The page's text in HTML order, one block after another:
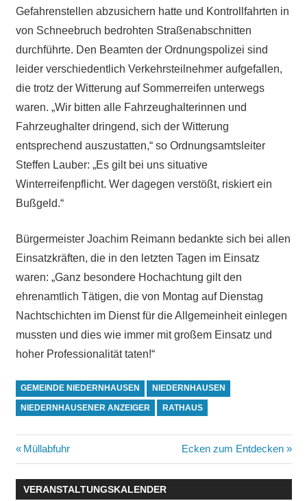
Gefahrenstellen abzusichern hatte und Kontrollfahrten in
von Schneebruch bedrohten Straßenabschnitten
durchführte. Den Beamten der Ordnungspolizei sind
leider verschiedentlich Verkehrsteilnehmer aufgefallen,
die trotz der Witterung auf Sommerreifen unterwegs
waren. „Wir bitten alle Fahrzeughalterinnen und
Fahrzeughalter dringend, sich der Witterung
entsprechend auszustatten,“ so Ordnungsamtsleiter
Steffen Lauber: „Es gilt bei uns situative
Winterreifenpflicht. Wer dagegen verstößt, riskiert ein
Bußgeld.“
Bürgermeister Joachim Reimann bedankte sich bei allen
Einsatzkräften, die in den letzten Tagen im Einsatz
waren: „Ganz besondere Hochachtung gilt den
ehrenamtlich Tätigen, die von Montag auf Dienstag
Nachtschichten im Dienst für die Allgemeinheit einlegen
mussten und dies wie immer mit großem Einsatz und
hoher Professionalität taten!“
GEMEINDE NIEDERNHAUSEN NIEDERNHAUSEN
NIEDERNHAUSENER ANZEIGER RATHAUS
Beitragsnavigation
Vorheriger
Beitrag:
Müllabfuhr
Nächster
Beitrag:
Ecken zum Entdecken
VERANSTALTUNGSKALENDER